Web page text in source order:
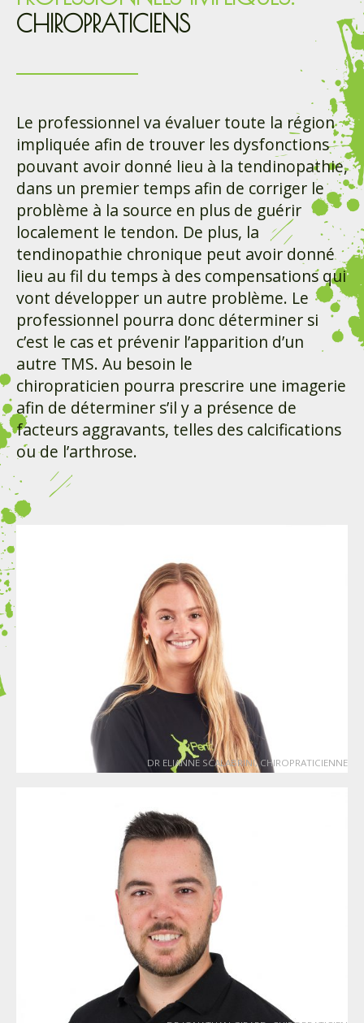
CHIROPRATICIENS
Le professionnel va évaluer toute la région
impliquée afin de trouver les dysfonctions
pouvant avoir donné lieu à la tendinopathie,
dans un premier temps afin de corriger le
problème à la source en plus de guérir
localement le tendon. De plus, la
tendinopathie chronique peut avoir donné
lieu au fil du temps à des compensations qui
vont développer un autre problème. Le
professionnel pourra donc déterminer si
c’est le cas et prévenir l’apparition d’un
autre TMS. Au besoin le
chiropraticien pourra prescrire une imagerie
afin de déterminer s’il y a présence de
facteurs aggravants, telles des calcifications
ou de l’arthrose.
DR ELIANNE SCALABRINI, CHIROPRATICIENNE